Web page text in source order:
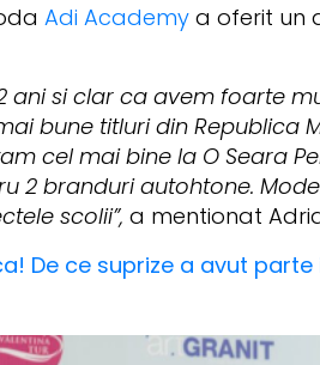
Adi Academya oferit un
ani si clar ca avem foarte
bune titluri din Republica
cel mai bine la O Seara
2 branduri autohtone.
scolii”, a mentionat
De ce suprize a avut